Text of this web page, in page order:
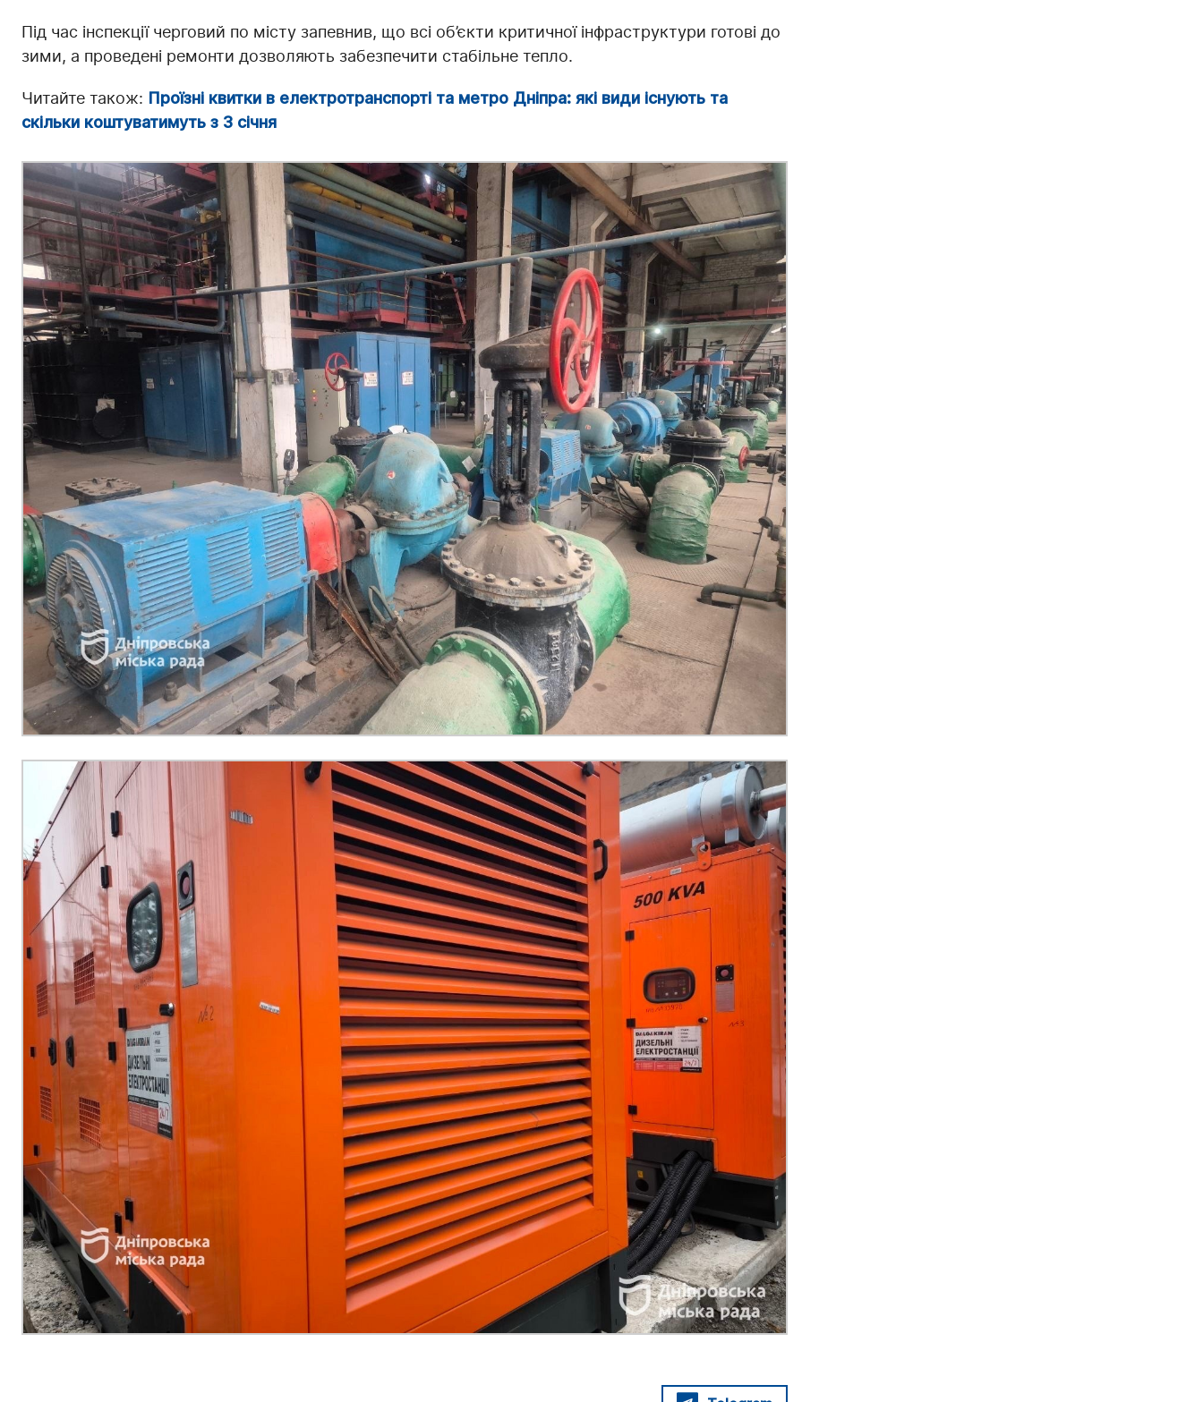
Під час інспекції черговий по місту запевнив, що всі об’єкти критичної інфраструктури готові до
зими, а проведені ремонти дозволяють забезпечити стабільне тепло.
Читайте також: Проїзні квитки в електротранспорті та метро Дніпра: які види існують та
скільки коштуватимуть з 3 січня